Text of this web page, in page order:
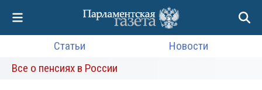
Статьи
Новости
Все о пенсиях в России